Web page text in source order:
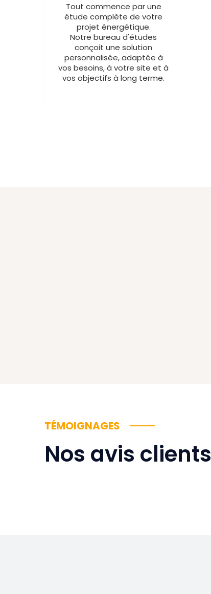
Tout commence par une
étude complète de votre
projet énergétique.
Notre bureau d'études
conçoit une solution
personnalisée, adaptée à
vos besoins, à votre site et à
vos objectifs à long terme.
TÉMOIGNAGES
Nos avis clients